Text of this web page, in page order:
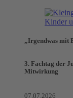
„Irgendwas mit
3. Fachtag der
Mitwirkung
07.07.2026